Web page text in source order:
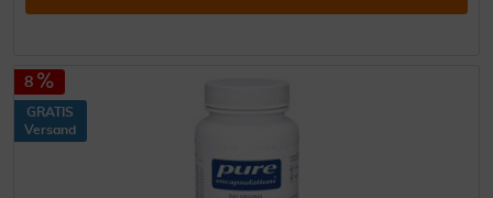
8
GRATIS
Versand